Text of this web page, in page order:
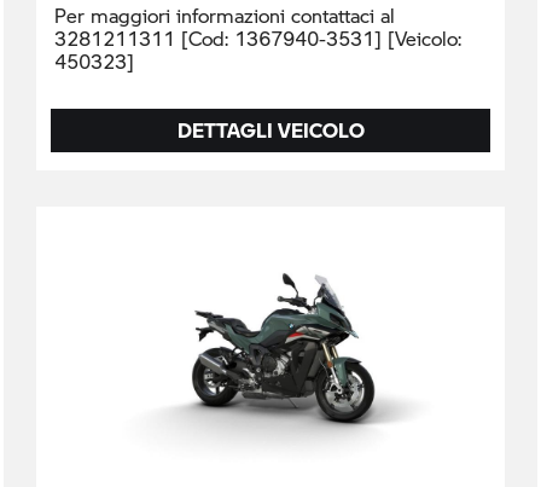
Per maggiori informazioni contattaci al
3281211311 [Cod: 1367940-3531] [Veicolo:
450323]
DETTAGLI VEICOLO